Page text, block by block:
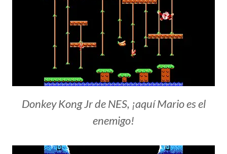
Donkey Kong Jr de NES, ¡aquí Mario es el
enemigo!